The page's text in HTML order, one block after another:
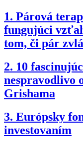
1. Párová
fungujúci
tom, či pár
2. 10
nespravodlivo
Grishama
3. Európsky
investovaním